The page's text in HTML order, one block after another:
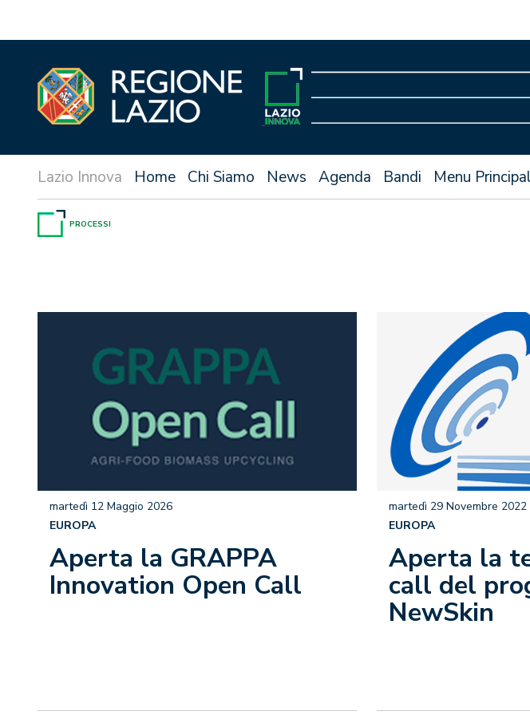
Home Chi Siamo News Agenda Bandi Menu
PROCESSI
Aperta la GRAPPA
Innovation Open Call
martedì 12 Maggio 2026
EUROPA
Aperta la
call del
NewSkin
martedì 29 Novembre 2022
EUROPA